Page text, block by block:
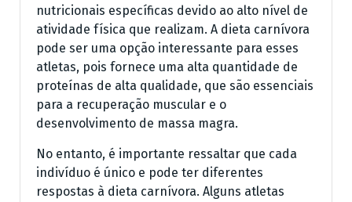
nutricionais específicas devido ao alto nível de
atividade física que realizam. A dieta carnívora
pode ser uma opção interessante para esses
atletas, pois fornece uma alta quantidade de
proteínas de alta qualidade, que são essenciais
para a recuperação muscular e o
desenvolvimento de massa magra.
No entanto, é importante ressaltar que cada
indivíduo é único e pode ter diferentes
respostas à dieta carnívora. Alguns atletas